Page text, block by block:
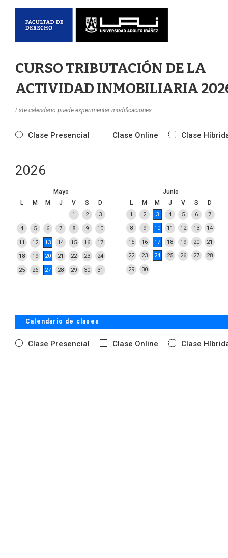
CURSO TRIBUTACIÓN DE LA
ACTIVIDAD INMOBILIARIA
Este calendario puede experimentar modificaciones.
Clase Presencial Clase Online Clase
2026
Mayo
L
M M J V S D
1 2 3
4 5 6 7 8 9 10
11 12 13 14 15 16 17
18 19 20 21 22 23 24
25 26 27 28 29 30 31
Junio
L
M M J V S D
1 2 3 4 5 6 7
8 9 10 11 12 13 14
15 16 17 18 19 20 21
22 23 24 25 26 27 28
29 30
Calendario de clases
Clase Presencial Clase Online Clase